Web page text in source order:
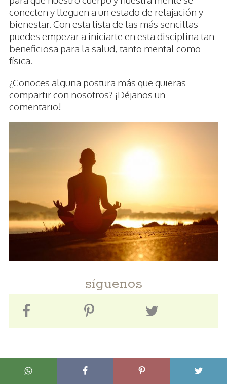
conecten y lleguen a un estado de relajación y
bienestar. Con esta lista de las más sencillas
puedes empezar a iniciarte en esta disciplina tan
beneficiosa para la salud, tanto mental como
física.
¿Conoces alguna postura más que quieras
compartir con nosotros? ¡Déjanos un
comentario!
síguenos